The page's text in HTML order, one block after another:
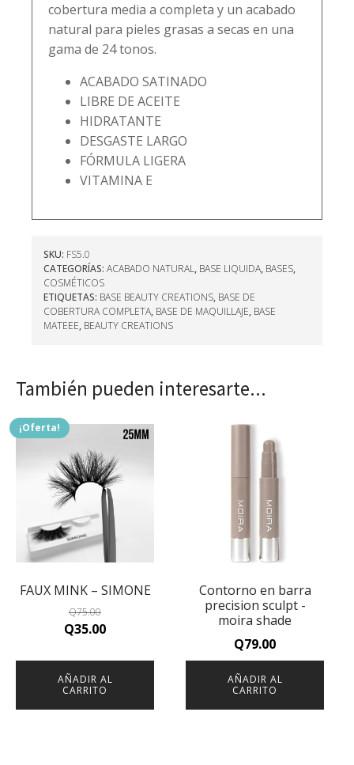
cobertura media a completa y un acabado
natural para pieles grasas a secas en una
gama de 24 tonos.
ACABADO SATINADO
LIBRE DE ACEITE
HIDRATANTE
DESGASTE LARGO
FÓRMULA LIGERA
VITAMINA E
SKU: FS5.0
CATEGORÍAS: ACABADO NATURAL, BASE LIQUIDA, BASES,
COSMÉTICOS
ETIQUETAS: BASE BEAUTY CREATIONS, BASE DE
COBERTURA COMPLETA, BASE DE MAQUILLAJE, BASE
MATEEE, BEAUTY CREATIONS
También pueden interesarte...
¡Oferta!
FAUX MINK – SIMONE
Q75.00
Original
Q75.00.
Q35.00Current
Q35.00.
AÑADIR AL
CARRITO
Contorno en barra
precision sculpt -
moira shade
Q79.00
AÑADIR AL
CARRITO